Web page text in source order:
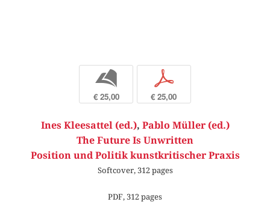
b
€ 25,00
p
€ 25,00
Ines Kleesattel (ed.), Pablo Müller (ed.)
The Future Is Unwritten
Position und Politik kunstkritischer Praxis
Softcover, 312 pages
PDF, 312 pages